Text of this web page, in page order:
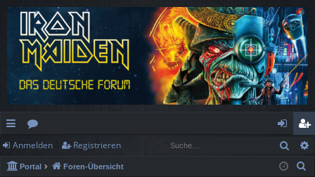
ch
ne
or
en
n
m
eg
ist
Anmelden Registrieren
Portal Foren-Übersicht